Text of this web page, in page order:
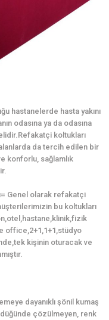
hastanelerde hasta yakını
odasına ya da odasına
koltukları
da tercih edilen bir
konforlu, sağlamlık
Genel olarak refakatçi
bu koltukları
office,2+1,1+1,stüdyo
kişinin oturacak ve
dayanıklı şönil kumaş
çözülmeyen, renk